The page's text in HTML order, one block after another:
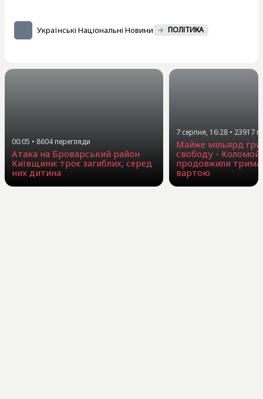
Українські Національні Новини ПОЛІТИКА
00:05 • 8604 перегляди
Атака на Броварський район
Київщини: троє загиблих, серед
них дитина
7 серпня, 16:28 • 23917
Майже мільярд
свободу -
продовжили
вартою